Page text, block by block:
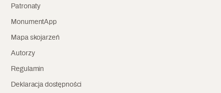
Patronaty
MonumentApp
Mapa skojarzeń
Autorzy
Regulamin
Deklaracja dostępności